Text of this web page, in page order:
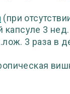
(при
капсуле 3
3 раза в